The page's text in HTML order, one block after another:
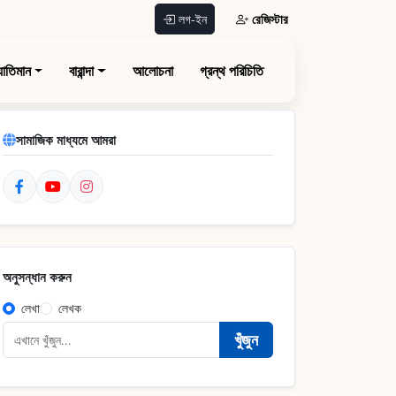
লগ-ইন রেজিস্টার
বারান্দা আলোচনা গ্রন্থ পরিচিতি
সামাজিক মাধ্যমে আমরা
অনুসন্ধান করুন
লেখা লেখক
খুঁজুন